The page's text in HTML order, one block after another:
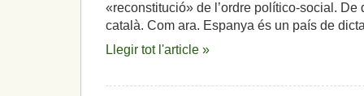
«reconstitució» de l’ordre político-social. De
català. Com ara. Espanya és un país de
Llegir tot l'article »